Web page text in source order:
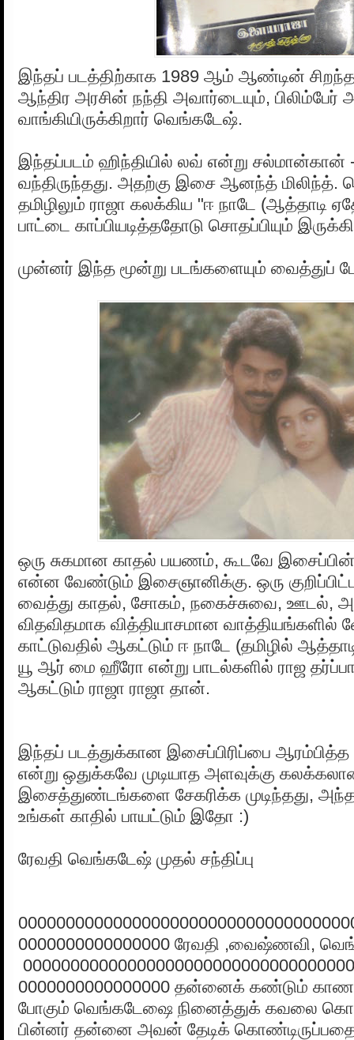
இந்தப் படத்திற்காக 1989 ஆம் ஆண்டின் சிறந்த
ஆந்திர அரசின் நந்தி அவார்டையும், பிலிம்பேர்
வாங்கியிருக்கிறார் வெங்கடேஷ்.
இந்தப்படம் ஹிந்தியில் லவ் என்று சல்மான்கான் -
வந்திருந்தது. அதற்கு இசை ஆனந்த் மிலிந்த்.
தமிழிலும் ராஜா கலக்கிய "ஈ நாடே
பாட்டை காப்பியடித்ததோடு சொதப்பியும்
முன்னர் இந்த மூன்று படங்களையும் வைத்துப்
ஒரு சுகமான காதல் பயணம், கூடவே
என்ன வேண்டும் இசைஞானிக்கு. ஒரு
வைத்து காதல், சோகம், நகைச்சுவை, ஊடல்,
விதவிதமாக வித்தியாசமான வாத்தியங்களில்
காட்டுவதில் ஆகட்டும் ஈ நாடே (தமிழில்
யூ ஆர் மை ஹீரோ என்று பாடல்களில் ராஜ
ஆகட்டும் ராஜா ராஜா தான்.
இந்தப் படத்துக்கான இசைப்பிரிப்பை
என்று ஒதுக்கவே முடியாத அளவுக்கு
இசைத்துண்டங்களை சேகரிக்க முடிந்தது,
உங்கள் காதில் பாயட்டும் இதோ :)
ரேவதி வெங்கடேஷ் முதல் சந்திப்பு
0000000000000000 ரேவதி ,வைஷ்ணவி,
0000000000000000 தன்னைக் கண்டும்
போகும் வெங்கடேஷை நினைத்துக் கவலை
பின்னர் தன்னை அவன் தேடிக்